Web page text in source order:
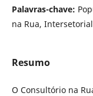
Palavras-chave:
na Rua,
Resumo
O Consultório na